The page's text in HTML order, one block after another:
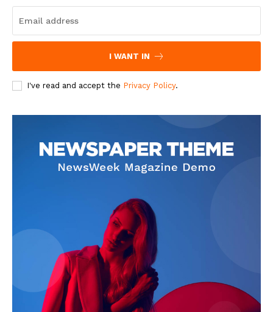
I WANT IN
I've read and accept the Privacy Policy.